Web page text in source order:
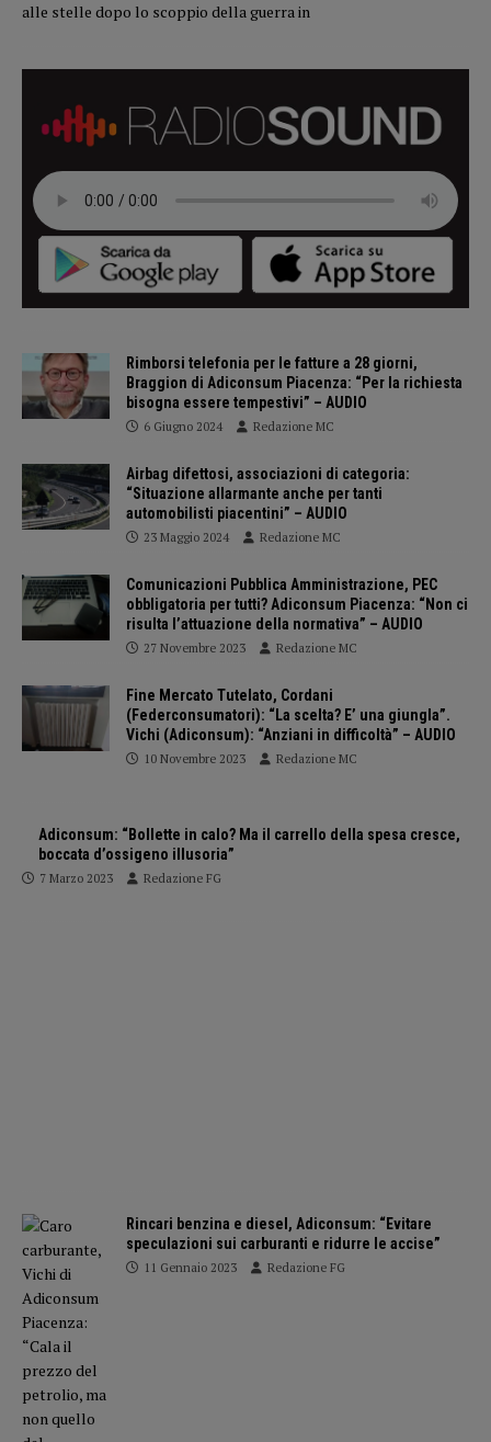
alle stelle dopo lo scoppio della guerra in
Rimborsi telefonia per le fatture a 28 giorni,
Braggion di Adiconsum Piacenza: “Per la richiesta
bisogna essere tempestivi” – AUDIO
6 Giugno 2024 Redazione MC
Airbag difettosi, associazioni di categoria:
“Situazione allarmante anche per tanti
automobilisti piacentini” – AUDIO
23 Maggio 2024 Redazione MC
Comunicazioni Pubblica Amministrazione, PEC
obbligatoria per tutti? Adiconsum Piacenza: “Non ci
risulta l’attuazione della normativa” – AUDIO
27 Novembre 2023 Redazione MC
Fine Mercato Tutelato, Cordani
(Federconsumatori): “La scelta? E’ una giungla”.
Vichi (Adiconsum): “Anziani in difficoltà” – AUDIO
10 Novembre 2023 Redazione MC
Adiconsum: “Bollette in calo? Ma il carrello della spesa cresce,
boccata d’ossigeno illusoria”
7 Marzo 2023 Redazione FG
Rincari benzina e diesel, Adiconsum: “Evitare
speculazioni sui carburanti e ridurre le accise”
11 Gennaio 2023 Redazione FG